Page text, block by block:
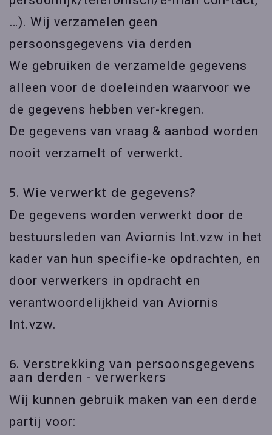
…). Wij verzamelen geen
persoonsgegevens via derden
We gebruiken de verzamelde gegevens
alleen voor de doeleinden waarvoor we
de gegevens hebben ver-kregen.
De gegevens van vraag & aanbod worden
nooit verzamelt of verwerkt.
5. Wie verwerkt de gegevens?
De gegevens worden verwerkt door de
bestuursleden van Aviornis Int.vzw in het
kader van hun specifie-ke opdrachten, en
door verwerkers in opdracht en
verantwoordelijkheid van Aviornis
Int.vzw.
6. Verstrekking van persoonsgegevens
aan derden - verwerkers
Wij kunnen gebruik maken van een derde
partij voor: